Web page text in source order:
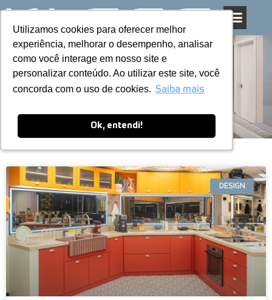
Utilizamos cookies para oferecer melhor
experiência, melhorar o desempenho, analisar
como você interage em nosso site e
personalizar conteúdo. Ao utilizar este site, você
concorda com o uso de cookies. Saiba mais
Ok, entendi!
Utilizamos cookies para oferecer melhor
experiência, melhorar o desempenho, analisar
como você interage em nosso site e
personalizar conteúdo. Ao utilizar este site, você
concorda com o uso de cookies. Saiba mais
Ok, entendi!
Pular
para
o
conteúdo
Blog
DESIGN